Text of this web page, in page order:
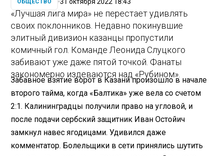
ОБЩЕСТВО
«Лучшая лига мира» не перестает удивлять
своих поклонников. Недавно покинувшие
элитный дивизион казанцы пропустили
комичный гол. Команде Леонида Слуцкого
забивают уже даже пятой точкой. Фанаты
закономерно издеваются над «Рубином».
Забавное взятие ворот в Казани произошло в начале
второго тайма, когда «Балтика» уже вела со счетом
2:1. Калининградцы получили право на угловой, и
после подачи сербский защитник Иван Остойич
замкнул навес ягодицами. Удивился даже
комментатор. Болельщики в сети принялись шутить